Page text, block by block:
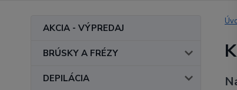
AKCIA - VÝPREDAJ
BRÚSKY A FRÉZY
DEPILÁCIA